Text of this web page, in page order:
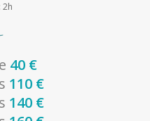
2h
40 €
110 €
140 €